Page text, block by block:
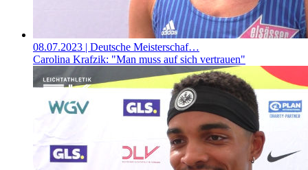
08.07.2023 | Deutsche Meisterschaf…
Carolina Krafzik: "Man muss auf sich vertrauen"